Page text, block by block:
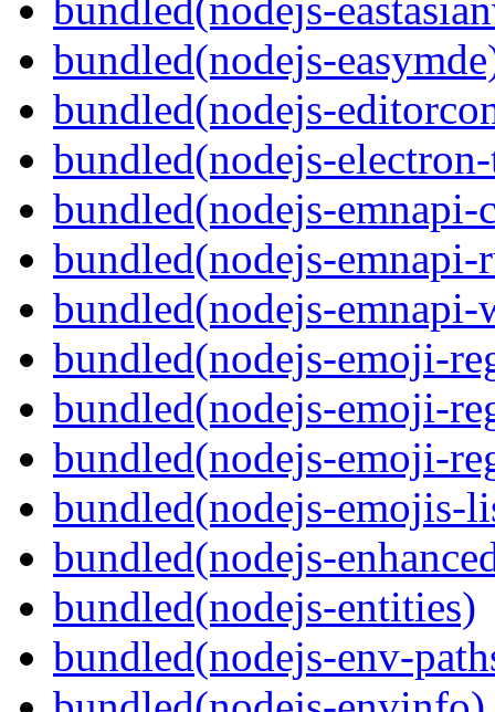
bundled(nodejs-
bundled(nodejs-
bundled(nodejs-
bundled(nodejs-emnapi-
bundled(nodejs-emnapi-
bundled(nodejs-emnapi-
bundled(nodejs-emoji-
bundled(nodejs-emoji-
bundled(nodejs-emoji-
bundled(nodejs-emojis-
bundled(nodejs-
bundled(nodejs-entities)
bundled(nodejs-env-